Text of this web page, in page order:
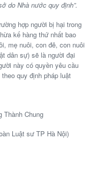
do Nhà nước quy định”.
hợp người bị hại trong
kế hàng thứ nhất bao
mẹ nuôi, con đẻ, con nuôi
dân sự) sẽ là người đại
này có quyền yêu cầu
quy định pháp luật
Thành Chung
Luật sư TP Hà Nội)